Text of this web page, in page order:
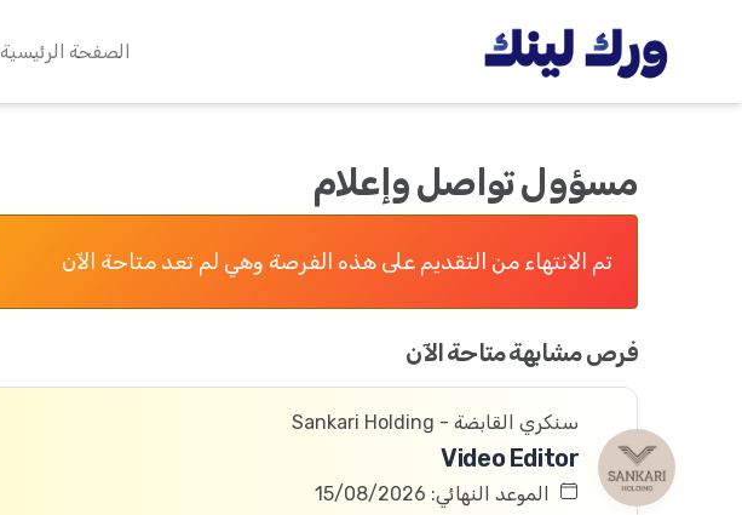
الصفحة الرئيسية
مسؤول تواصل وإعلام
تم الانتهاء من التقديم على هذه الفرصة وهي لم تعد متاحة الآن
فرص مشابهة متاحة الآن
سنكري القابضة - Sankari Holding
Video Editor
الموعد النهائي: 15/08/2026